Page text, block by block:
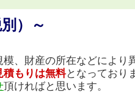
）～
、財産の所在などにより
積もりは無料となっており
頂ければと思います。